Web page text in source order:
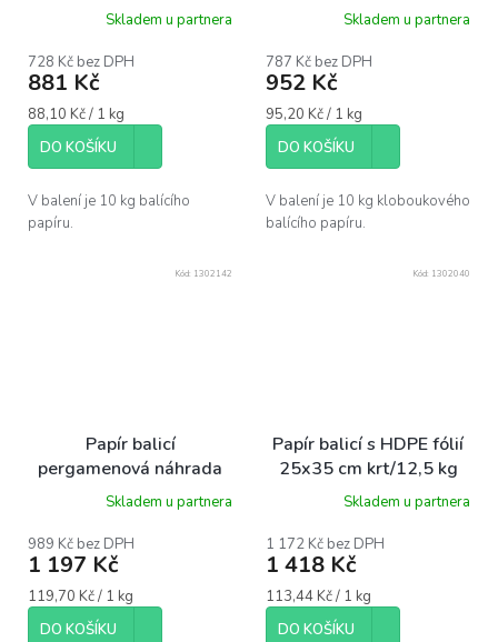
Skladem u partnera
728 Kč bez DPH
881 Kč
Měrná
cena:
88,10 Kč / 1 kg
DO KOŠÍKU
V balení je 10 kg balícího
papíru.
Skladem u partnera
787 Kč bez DPH
952 Kč
Měrná
cena:
95,20 Kč / 1 kg
DO KOŠÍKU
V balení je 10 kg kloboukového
balícího papíru.
Papír balicí
pergamenová náhrada
70x100 cm krt/10 kg
Skladem u partnera
989 Kč bez DPH
1 197 Kč
Měrná
cena:
119,70 Kč / 1 kg
DO KOŠÍKU
Kód: 1302142
Papír balicí s HDPE fólií
25x35 cm krt/12,5 kg
Skladem u partnera
1 172 Kč bez DPH
1 418 Kč
Měrná
cena:
113,44 Kč / 1 kg
DO KOŠÍKU
Kód: 1302040